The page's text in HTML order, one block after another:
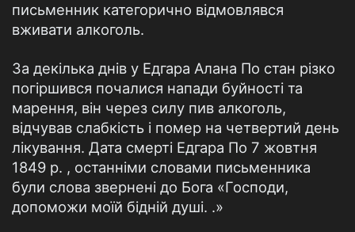
письменник категорично відмовлявся
вживати алкоголь.
За декілька днів у Едгара Алана По стан різко
погіршився почалися напади буйності та
марення, він через силу пив алкоголь,
відчував слабкість і помер на четвертий день
лікування. Дата смерті Едгара По 7 жовтня
1849 р. , останніми словами письменника
були слова звернені до Бога «Господи,
допоможи моїй бідній душі. .»